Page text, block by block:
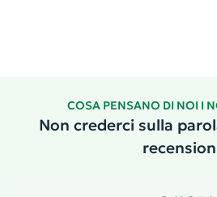
COSA PENSANO DI NOI I
Non crederci sulla